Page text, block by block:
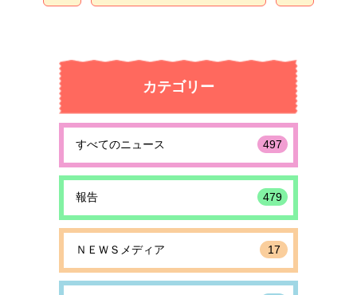
カテゴリー
すべてのニュース 497
報告 479
ＮＥＷＳメディア 17